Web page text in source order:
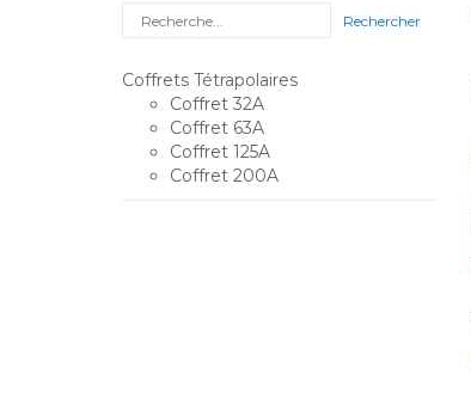
Rechercher
Coffrets Tétrapolaires
Coffret 32A
Coffret 63A
Coffret 125A
Coffret 200A